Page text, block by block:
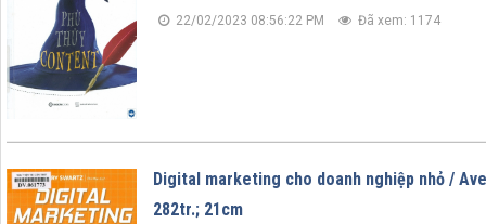
22/02/2023 08:56:22 PM Đã xem: 1174
Digital marketing cho doanh nghiệp nhỏ /
282tr.; 21cm